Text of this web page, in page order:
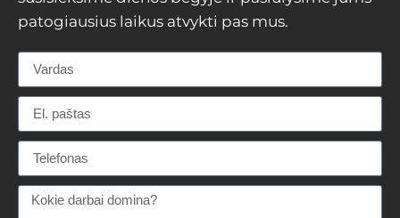
patogiausius laikus atvykti pas mus.